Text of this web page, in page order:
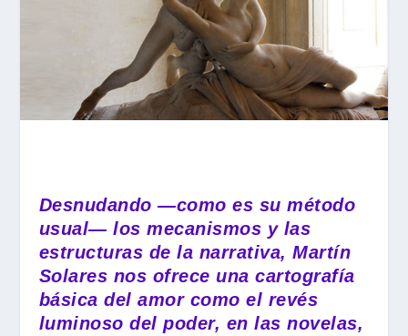
Desnudando —como es su método
usual— los mecanismos y las
estructuras de la narrativa, Martín
Solares nos ofrece una cartografía
básica del amor como el revés
luminoso del poder, en las novelas,